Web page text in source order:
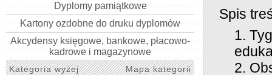
Dyplomy pamiątkowe
Kartony ozdobne do druku dyplomów
Akcydensy księgowe, bankowe, płacowo-
kadrowe i magazynowe
Kategoria wyżej Mapa kategorii
Spis